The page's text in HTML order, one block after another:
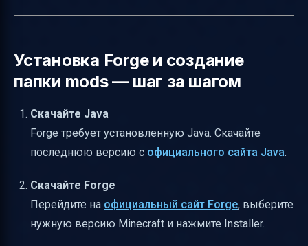
Установка Forge и создание
папки mods — шаг за шагом
Скачайте Java
Forge требует установленную Java. Скачайте
последнюю версию с официального сайта Java.
Скачайте Forge
Перейдите на официальный сайт Forge, выберите
нужную версию Minecraft и нажмите Installer.